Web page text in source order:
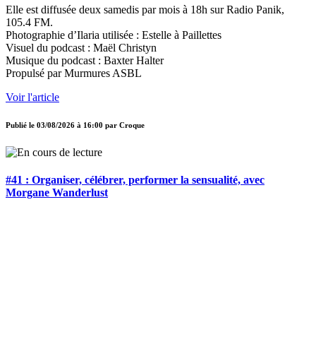
Elle est diffusée deux samedis par mois à 18h sur Radio Panik,
105.4 FM.
Photographie d’Ilaria utilisée : Estelle à Paillettes
Visuel du podcast : Maël Christyn
Musique du podcast : Baxter Halter
Propulsé par Murmures ASBL
Voir l'article
Publié le 03/08/2026 à 16:00 par Croque
#41 : Organiser, célébrer, performer la sensualité, avec
Morgane Wanderlust